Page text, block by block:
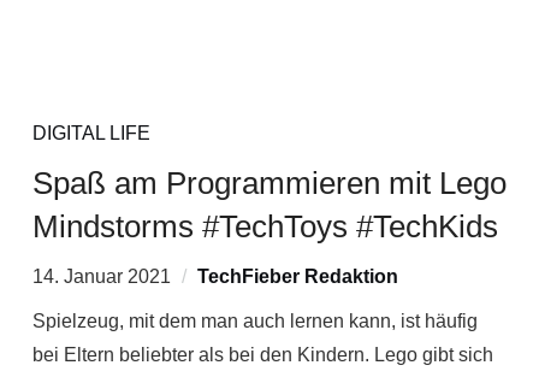
DIGITAL LIFE
Spaß am Programmieren mit Lego
Mindstorms #TechToys #TechKids
14. Januar 2021 TechFieber Redaktion
Spielzeug, mit dem man auch lernen kann, ist häufig
bei Eltern beliebter als bei den Kindern. Lego gibt sich